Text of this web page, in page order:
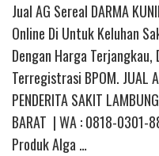
Jual AG Sereal DARMA
Online Di Untuk Keluhan
Dengan Harga
Terregistrasi BPOM. JUAL
PENDERITA SAKIT
BARAT | WA : 0818-0301-
Produk Alga …